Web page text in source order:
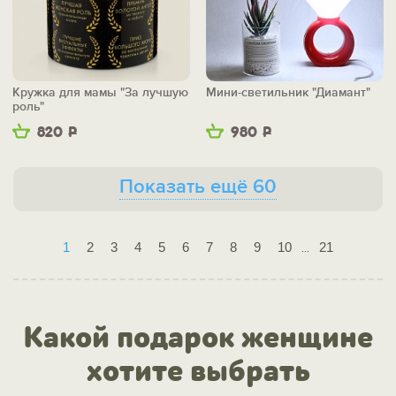
820 Р
Кружка для мамы "За лучшую
роль"
980 Р
Мини-светильник "Диамант"
Показать ещё 60
1 2 3 4 5 6 7 8 9 10 ... 21
Какой подарок женщине
хотите выбрать